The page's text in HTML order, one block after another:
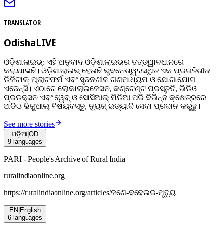
TRANSLATOR
OdishaLIVE
ଓଡ଼ିଶାଲାଇଭ୍: ଏହି ଅନୁବାଦ ଓଡ଼ିଶାଲାଇଭର ତତ୍ତ୍ୱାବଧାନରେ
କରାଯାଇଛି। ଓଡ଼ିଶାଲାଇଭ୍ ହେଉଛି ଭୁବନେଶ୍ୱରସ୍ଥିତ ଏକ ପ୍ରଗତିଶୀଳ
ଡିଜିଟାଲ୍ ପ୍ଲାଟଫର୍ମ ଏବଂ ସୃଜନଶୀଳ ଗଣମାଧ୍ୟମ ଓ ଯୋଗାଯୋଗ
ଏଜେନ୍ସି। ଏଠାରେ ଲୋକାଲାଇଜେସନ, କଣ୍ଟେଣ୍ଟ ପ୍ରସ୍ତୁତି, ଭିଡିଓ
ପ୍ରଡକ୍ସନ ଏବଂ ୱେବ୍ ଓ ସୋସିଆଲ୍ ମିଡିଆ ପରି ବିଭିନ୍ନ କ୍ଷେତ୍ରରେ
ଅଡିଓ ଭିଜୁଆଲ୍‌ ବିଷୟବସ୍ତୁ, ନ୍ୟୁଜ୍ ଇତ୍ୟାଦି ସେବା ପ୍ରଦାନ କରୁଛୁ।
See more stories
ଓଡ଼ିଆ OD
9 languages
PARI - People's Archive of Rural India
ruralindiaonline.org
https://ruralindiaonline.org/articles/ଜଣେ-ବଢେଇର-ମୃତ୍ୟୁ
EN English
6 languages